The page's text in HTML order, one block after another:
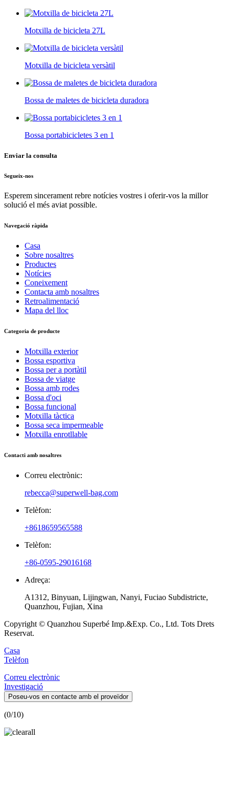
Motxilla de bicicleta 27L
Motxilla de bicicleta versàtil
Bossa de maletes de bicicleta duradora
Bossa portabicicletes 3 en 1
Enviar la consulta
Segueix-nos
Esperem sincerament rebre notícies vostres i oferir-vos la millor
solució el més aviat possible.
Navegació ràpida
Casa
Sobre nosaltres
Productes
Notícies
Coneixement
Contacta amb nosaltres
Retroalimentació
Mapa del lloc
Categoria de producte
Motxilla exterior
Bossa esportiva
Bossa per a portàtil
Bossa de viatge
Bossa amb rodes
Bossa d'oci
Bossa funcional
Motxilla tàctica
Bossa seca impermeable
Motxilla enrotllable
Contacti amb nosaltres
Correu electrònic:
rebecca@superwell-bag.com
Telèfon:
+8618659565588
Telèfon:
+86-0595-29016168
Adreça:
A1312, Binyuan, Lijingwan, Nanyi, Fuciao Subdistricte,
Quanzhou, Fujian, Xina
Copyright © Quanzhou Superbé Imp.&Exp. Co., Ltd. Tots Drets
Reservat.
Casa
Telèfon
Correu electrònic
Investigació
Poseu-vos en contacte amb el proveïdor
(0/10)